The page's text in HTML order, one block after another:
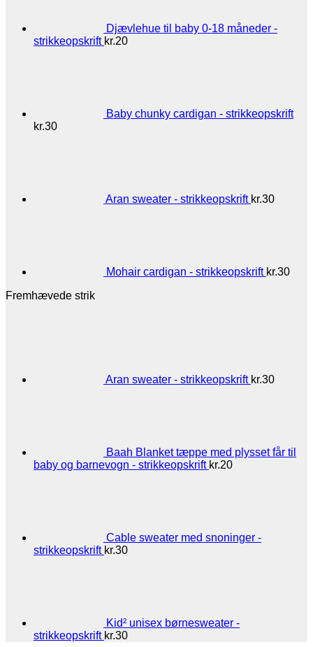
Djævlehue til baby 0-18 måneder -
strikkeopskrift kr.20
Baby chunky cardigan - strikkeopskrift
kr.30
Aran sweater - strikkeopskrift kr.30
Mohair cardigan - strikkeopskrift kr.30
Fremhævede strik
Aran sweater - strikkeopskrift kr.30
Baah Blanket tæppe med plysset får til
baby og barnevogn - strikkeopskrift kr.20
Cable sweater med snoninger -
strikkeopskrift kr.30
Kid² unisex børnesweater -
strikkeopskrift kr.30